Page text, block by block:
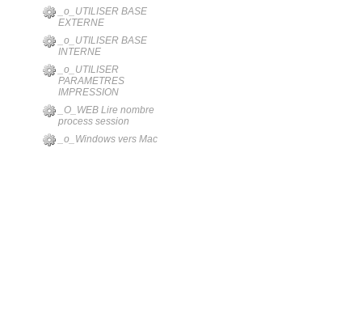
_o_UTILISER BASE
EXTERNE
_o_UTILISER BASE
INTERNE
_o_UTILISER
PARAMETRES
IMPRESSION
_O_WEB Lire nombre
process session
_o_Windows vers Mac